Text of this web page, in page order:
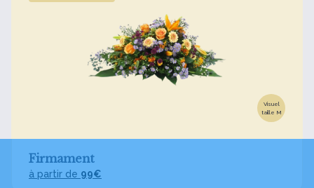
Visuel
taille M
Firmament
à partir de 99€